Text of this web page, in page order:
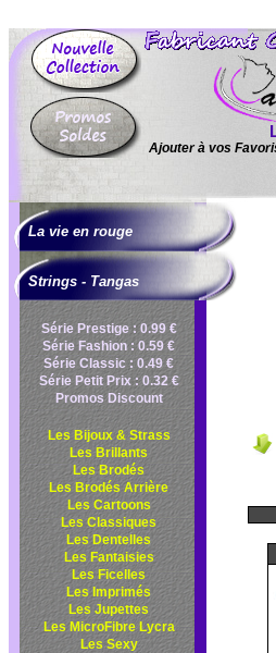
Ajouter à vos
La vie en rouge
Strings - Tangas
Série Prestige : 0.99 €
Série Fashion : 0.59 €
Série Classic : 0.49 €
Série Petit Prix : 0.32 €
Promos Discount
Les Bijoux & Strass
Les Brillants
Les Brodés
Les Brodés Arrière
Les Cartoons
Les Classiques
Les Dentelles
Les Fantaisies
Les Ficelles
Les Imprimés
Les Jupettes
Les MicroFibre Lycra
Les Sexy